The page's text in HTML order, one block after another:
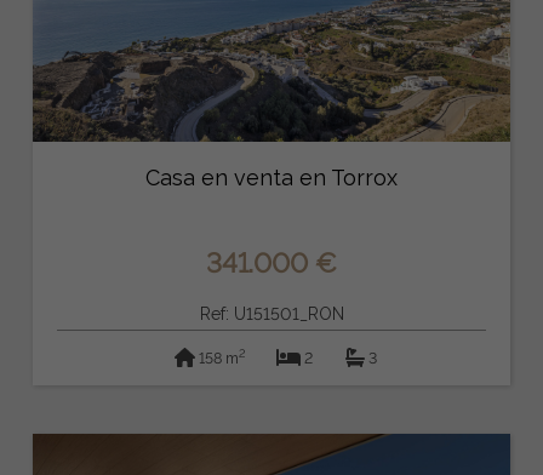
Casa en venta en Torrox
341.000 €
Ref: U151501_RON
158 m2 2 3